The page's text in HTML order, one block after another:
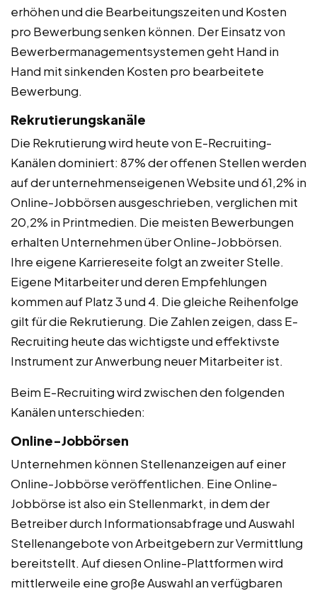
erhöhen und die Bearbeitungszeiten und Kosten
pro Bewerbung senken können. Der Einsatz von
Bewerbermanagementsystemen geht Hand in
Hand mit sinkenden Kosten pro bearbeitete
Bewerbung.
Rekrutierungskanäle
Die Rekrutierung wird heute von E-Recruiting-
Kanälen dominiert: 87% der offenen Stellen werden
auf der unternehmenseigenen Website und 61,2% in
Online-Jobbörsen ausgeschrieben, verglichen mit
20,2% in Printmedien. Die meisten Bewerbungen
erhalten Unternehmen über Online-Jobbörsen.
Ihre eigene Karriereseite folgt an zweiter Stelle.
Eigene Mitarbeiter und deren Empfehlungen
kommen auf Platz 3 und 4. Die gleiche Reihenfolge
gilt für die Rekrutierung. Die Zahlen zeigen, dass E-
Recruiting heute das wichtigste und effektivste
Instrument zur Anwerbung neuer Mitarbeiter ist.
Beim E-Recruiting wird zwischen den folgenden
Kanälen unterschieden:
Online-Jobbörsen
Unternehmen können Stellenanzeigen auf einer
Online-Jobbörse veröffentlichen. Eine Online-
Jobbörse ist also ein Stellenmarkt, in dem der
Betreiber durch Informationsabfrage und Auswahl
Stellenangebote von Arbeitgebern zur Vermittlung
bereitstellt. Auf diesen Online-Plattformen wird
mittlerweile eine große Auswahl an verfügbaren